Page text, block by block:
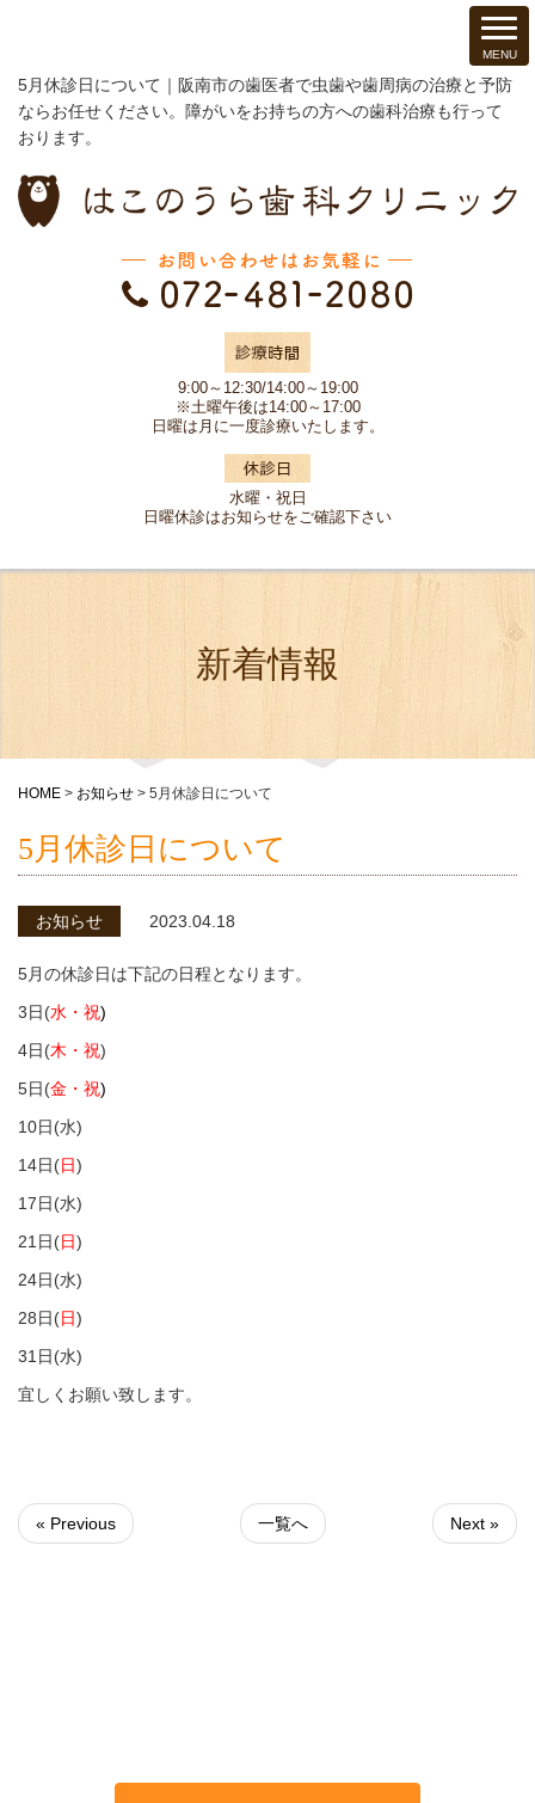
5月休診日について｜阪南市の歯医者で虫歯や歯周病の治療と予防
ならお任せください。障がいをお持ちの方への歯科治療も行って
おります。
9:00～12:30/14:00～19:00
※土曜午後は14:00～17:00
日曜は月に一度診療いたします。
水曜・祝日
日曜休診はお知らせをご確認下さい
新着情報
HOME > お知らせ > 5月休診日について
5月休診日について
お知らせ 2023.04.18
5月の休診日は下記の日程となります。
3日(水・祝)
4日(木・祝)
5日(金・祝)
10日(水)
14日(日)
17日(水)
21日(日)
24日(水)
28日(日)
31日(水)
宜しくお願い致します。
« Previous 一覧へ Next »